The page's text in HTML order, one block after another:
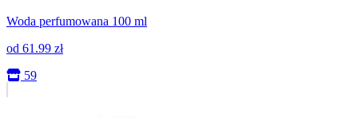
Woda perfumowana 100 ml
od 61.99 zł
59